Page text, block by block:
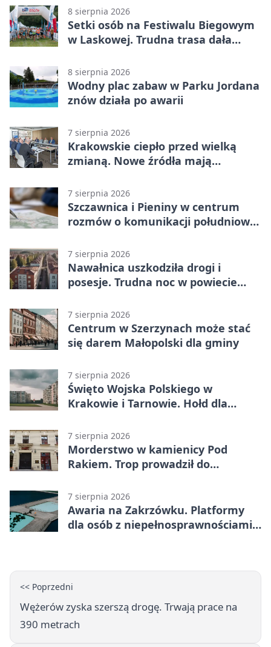
Liga Grupa 4 (Grupa IV)
8 sierpnia 2026
Setki osób na Festiwalu Biegowym
w Laskowej. Trudna trasa dała
8 sierpnia 2026
Wodny plac zabaw w Parku Jordana
znów działa po awarii
7 sierpnia 2026
Krakowskie ciepło przed wielką
zmianą. Nowe źródła mają
7 sierpnia 2026
Szczawnica i Pieniny w centrum
rozmów o komunikacji południowej
7 sierpnia 2026
Nawałnica uszkodziła drogi i
posesje. Trudna noc w powiecie
7 sierpnia 2026
Centrum w Szerzynach może stać
się darem Małopolski dla gminy
7 sierpnia 2026
Święto Wojska Polskiego w
Krakowie i Tarnowie. Hołd dla
7 sierpnia 2026
Morderstwo w kamienicy Pod
Rakiem. Trop prowadził do
7 sierpnia 2026
Awaria na Zakrzówku. Platformy
dla osób z niepełnosprawnościami
<< Poprzedni
Wężerów zyska szerszą drogę. Trwają prace na
390 metrach